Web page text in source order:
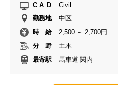
お役立ちコラム
よくある質問
転職をご希望の方
CAD
Civil
勤務地
中区
時 給
2,500 ～ 2,700円
分 野
土木
最寄駅
馬車道,関内